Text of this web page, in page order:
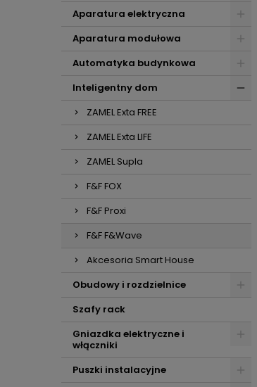
Aparatura elektryczna
Aparatura modułowa
Automatyka budynkowa
Inteligentny dom
ZAMEL Exta FREE
ZAMEL Exta LIFE
ZAMEL Supla
F&F FOX
F&F Proxi
F&F F&Wave
Akcesoria Smart House
Obudowy i rozdzielnice
Szafy rack
Gniazdka elektryczne i
włączniki
Puszki instalacyjne